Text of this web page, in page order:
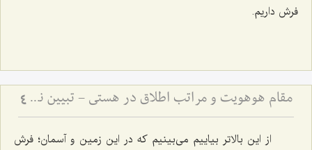
فرش داریم.
مقام هوهویت و مراتب اطلاق در هستی - تبیین نسبت میان مقام احدیت، واحدیت و ظهورات مادی 4
از این بالاتر بیاییم مى‌بینیم که در این زمین و آسمان؛ فرش